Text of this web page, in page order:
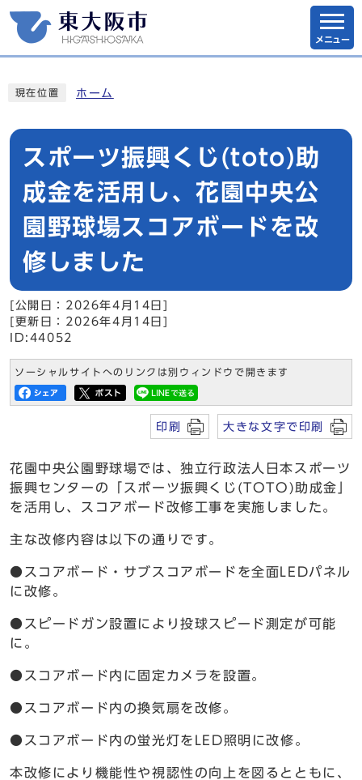
メニュー
現在位置 ホーム
スポーツ振興くじ(toto)助
成金を活用し、花園中央公
園野球場スコアボードを改
修しました
[公開日：2026年4月14日]
[更新日：2026年4月14日]
ID:44052
ソーシャルサイトへのリンクは別ウィンドウで開きます
印刷 大きな文字で印刷
花園中央公園野球場では、独立行政法人日本スポーツ
振興センターの「スポーツ振興くじ(TOTO)助成金」
を活用し、スコアボード改修工事を実施しました。
主な改修内容は以下の通りです。
●スコアボード・サブスコアボードを全面LEDパネル
に改修。
●スピードガン設置により投球スピード測定が可能
に。
●スコアボード内に固定カメラを設置。
●スコアボード内の換気扇を改修。
●スコアボード内の蛍光灯をLED照明に改修。
本改修により機能性や視認性の向上を図るとともに、